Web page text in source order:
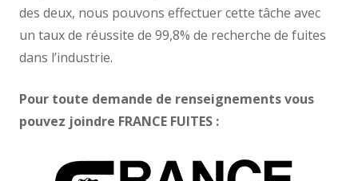
des deux, nous pouvons effectuer cette tâche avec
un taux de réussite de 99,8% de recherche de fuites
dans l’industrie.
Pour toute demande de renseignements vous
pouvez joindre FRANCE FUITES :